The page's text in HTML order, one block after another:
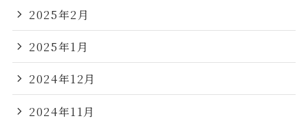
2025年2月
2025年1月
2024年12月
2024年11月